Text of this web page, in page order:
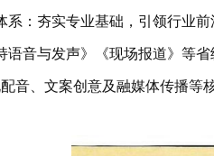
系：夯实专业基础，引领行业前
语音与发声》《现场报道》等
音、文案创意及融媒体传播等